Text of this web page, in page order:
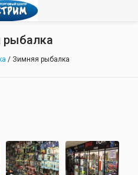
рыбалка
/ Зимняя рыбалка